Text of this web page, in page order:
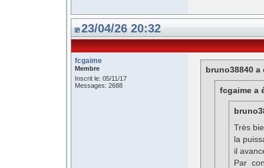
23/04/26 20:32
fcgaime
Membre
Inscrit le: 05/11/17
Messages: 2688
bruno38840 a
fcgaime a
Très
la
il
Par